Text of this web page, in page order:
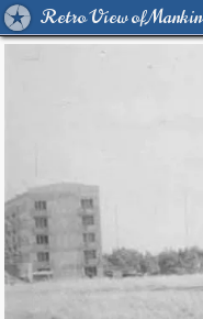
Retro View of